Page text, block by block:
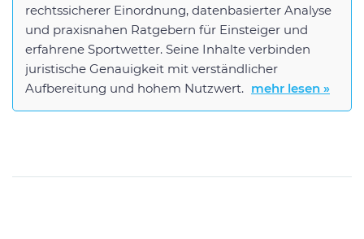
rechtssicherer Einordnung, datenbasierter Analyse
und praxisnahen Ratgebern für Einsteiger und
erfahrene Sportwetter. Seine Inhalte verbinden
juristische Genauigkeit mit verständlicher
Aufbereitung und hohem Nutzwert. mehr lesen »